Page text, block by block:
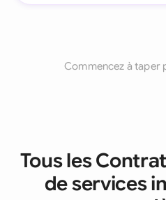
Commencez à taper
Tous les
de services